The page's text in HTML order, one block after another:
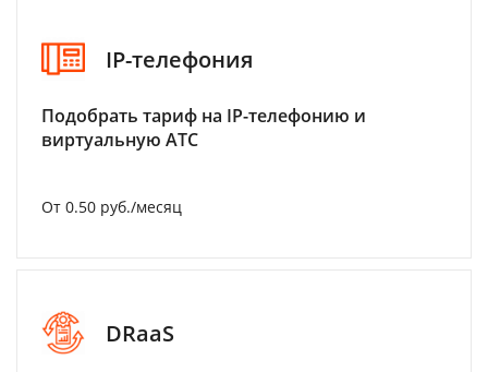
IP-телефония
Подобрать тариф на IP-телефонию и
виртуальную АТС
От 0.50 руб./месяц
DRaaS